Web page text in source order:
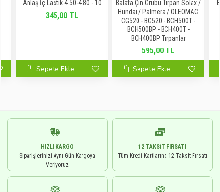
Anlaş İç Lastik 4.50-4.80 - 10
345,00 TL
Sepete Ekle
Balata Çin Grubu Tırpan Solax /
Hundai / Palmera / OLEOMAC
CG520 - BG520 - BCH500T -
BCH500BP - BCH400T -
BCH400BP Tırpanlar
595,00 TL
Sepete Ekle
HIZLI KARGO
Siparişlerinizi Aynı Gün Kargoya
Veriyoruz
12 TAKSIT FIRSATI
Tüm Kredi Kartlarına 12 Taksit Fırsatı